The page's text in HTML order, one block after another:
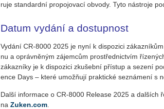
ru­je stan­dard­ní pro­po­jo­va­cí ob­vo­dy. Tyto ná­stro­je
Datum vydání a dostupnost
Vy­dá­ní CR-8000 2025 je nyní k dis­po­zi­ci
nu a opráv­ně­ným zá­jem­cům pro­střed­nic­tvím
zá­kaz­ní­ky je k dis­po­zi­ci zku­šeb­ní pří­stup a se­ze­ní
en­ce Days – které umo­ž­ňují prak­tic­ké se­zná­me­ní s
Další in­for­ma­ce o CR-8000 Re­le­a­se 2025 a dal­ších
na Zuken.​com